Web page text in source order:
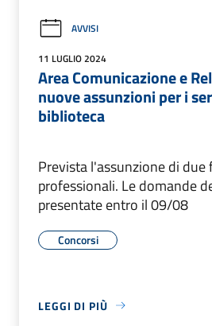
AVVISI
11 LUGLIO 2024
Area Comunicazione e
nuove assunzioni per i
biblioteca
Prevista l'assunzione di due
professionali. Le domande
presentate entro il 09/08
Concorsi
LEGGI DI PIÙ